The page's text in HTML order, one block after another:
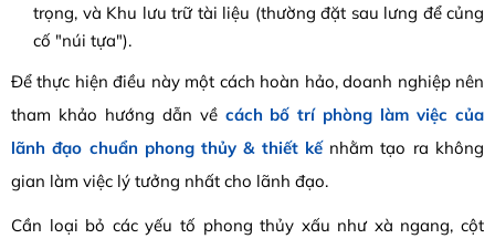
trọng, và Khu lưu trữ tài liệu (thường đặt sau lưng để củng
cố "núi tựa").
Để thực hiện điều này một cách hoàn hảo, doanh nghiệp nên
tham khảo hướng dẫn về cách bố trí phòng làm việc của
lãnh đạo chuẩn phong thủy & thiết kếnhằm tạo ra không
gian làm việc lý tưởng nhất cho lãnh đạo.
Cần loại bỏ các yếu tố phong thủy xấu như xà ngang, cột